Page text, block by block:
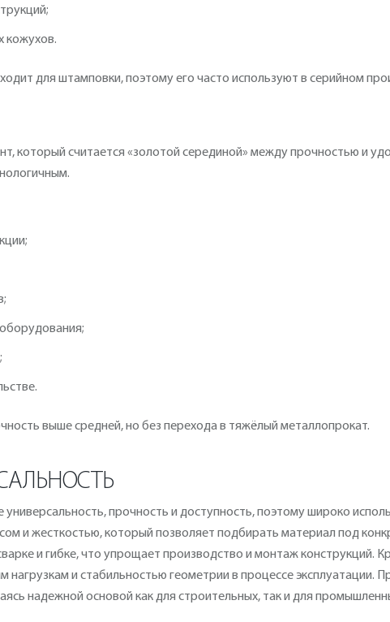
кожухов.
для штамповки, поэтому его часто используют в серийном
который считается «золотой серединой» между прочностью и
выше средней, но без перехода в тяжёлый металлопрокат.
прочность и доступность, поэтому широко
и жесткостью, который позволяет подбирать материал под
и гибке, что упрощает производство и монтаж конструкций.
нагрузкам и стабильностью геометрии в процессе эксплуатации.
надежной основой как для строительных, так и для